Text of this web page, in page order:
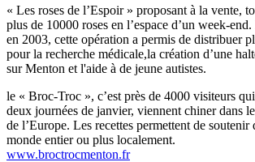
« Les roses de l’Espoir » proposant à la vente,
plus de 10000 roses en l’espace d’un week-
en 2003, cette opération a permis de distribuer
pour la recherche médicale,la création d’une
sur Menton et l'aide à de jeune autistes.
le « Broc-Troc », c’est près de 4000 visiteurs
deux journées de janvier, viennent chiner dans
de l’Europe. Les recettes permettent de soutenir
monde entier ou plus localement.
www.broctrocmenton.fr